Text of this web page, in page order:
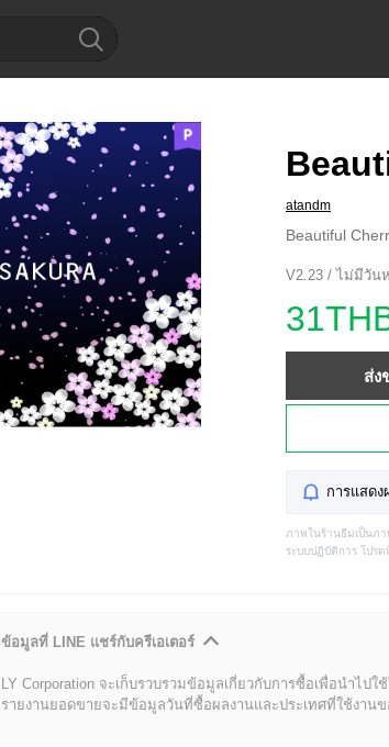
atandm
Beautiful
V2.23 / ไม่มีวัน
ส่ง
การแสด
ภาพในร้านธีมเป็นภา
ระบบปฏิบัติการ โปร
ข้อมูลที่ LINE แชร์กับครีเอเตอร์
LY Corporation จะเก็บรวบรวมข้อมูลเกี่ยวกับการซื้อเพื่อนำไป
รายงานยอดขายจะมีข้อมูลวันที่ซื้อผลงานและประเทศที่ใช้งา